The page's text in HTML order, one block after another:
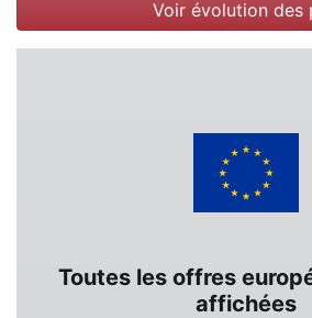
Voir évolution des
Toutes les offres
affichées